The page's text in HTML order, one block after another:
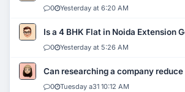
0 Yesterday at 6:20 AM
Is a 4 BHK Flat in Noida Extension
0 Yesterday at 5:26 AM
Can researching a company
0 Tuesday a31 10:12 AM